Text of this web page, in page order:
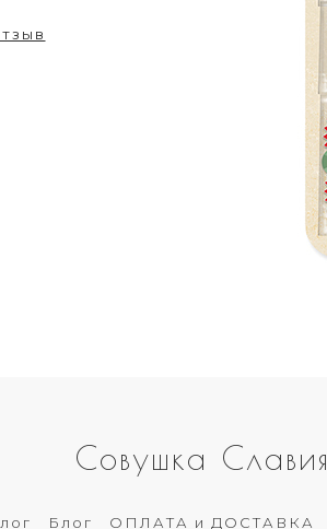
Совушка Славия
Блог ОПЛАТА и ДОСТАВКА